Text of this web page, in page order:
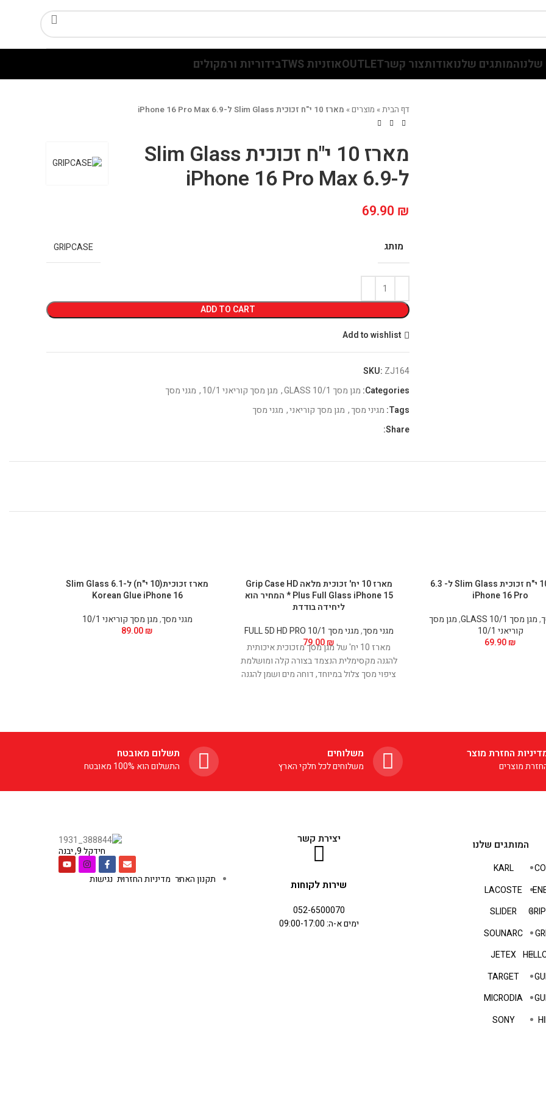
המותגים שלנואודותצור קשרOUTLETאוזניות TWS בידוריות ורמקולים
דף הבית» מוצרים» מארז 10 י"ח זכוכית Slim Glass ל-6.9 iPhone 16 Pro Max
מארז 10 י"ח זכוכית Slim Glass
ל-6.9 iPhone 16 Pro Max
69.90 ₪
מותג GRIPCASE
ADD TO CART
Add to wishlist
SKU: ZJ164
Categories: מגן מסך GLASS 10/1 , מגן מסך קוריאני 10/1 , מגני מסך
Tags: מגיני מסך, מגן מסך קוריאני, מגני מסך
Share:
מארז 10 י"ח זכוכית Slim Glass ל- 6.3
iPhone 16 Pro
,מגן מסך GLASS 10/1 ,מגן מסך
קוריאני 10/1
69.90₪
מארז 10 יח' זכוכית מלאה Grip Case HD
Plus Full Glass iPhone 15 * המחיר הוא
ליחידה בודדת
מגני מסך,מגני מסך FULL 5D HD PRO 10/1
79.00₪
מארז 10 יח' של מגן מסך מזכוכית איכותית
להגנה מקסימלית הנצמד בצורה קלה ומושלמת
ציפוי מסך צלול במיוחד, דוחה מים ושמן להגנה
מארז זכוכית(10 י"ח) ל-6.1 Slim Glass
Korean Glue iPhone 16
מגני מסך,מגן מסך קוריאני 10/1
89.00₪
החזרת מוצר
מוצרים
משלוחים
משלוחים לכל חלקי הארץ
תשלום מאובטח
התשלום הוא 100% מאובטח
המותגים שלנו
KARL
LACOSTE
SLIDER
SOUNARC
JETEX
TARGET
MICRODIA
SONY
יצירת קשר
שירות לקוחות
052-6500070
ימים א-ה: 09:00-17:00
חידקל 9, יבנה
תקנון האתר מדיניות החזרות נגישות